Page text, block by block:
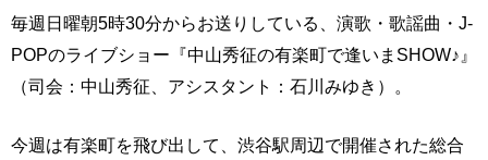
毎週日曜朝5時30分からお送りしている、演歌・歌謡曲・J-
POPのライブショー『中山秀征の有楽町で逢いまSHOW♪』
（司会：中山秀征、アシスタント：石川みゆき）。
今週は有楽町を飛び出して、渋谷駅周辺で開催された総合